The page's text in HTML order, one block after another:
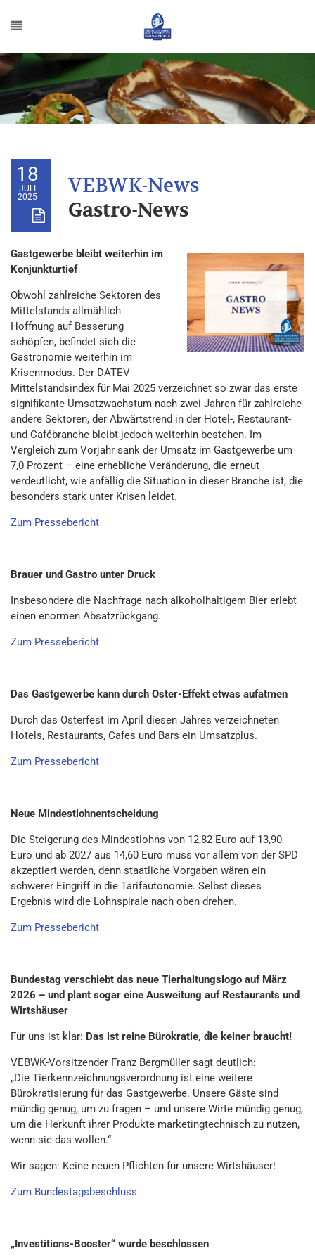
18
JULI
2025
Gastro-News
Gastgewerbe bleibt weiterhin im
Konjunkturtief
Obwohl zahlreiche Sektoren des
Mittelstands allmählich
Hoffnung auf Besserung
schöpfen, befindet sich die
Gastronomie weiterhin im
Krisenmodus. Der DATEV
Mittelstandsindex für Mai 2025 verzeichnet so zwar das erste
signifikante Umsatzwachstum nach zwei Jahren für zahlreiche
andere Sektoren, der Abwärtstrend in der Hotel-, Restaurant-
und Cafébranche bleibt jedoch weiterhin bestehen. Im
Vergleich zum Vorjahr sank der Umsatz im Gastgewerbe um
7,0 Prozent – eine erhebliche Veränderung, die erneut
verdeutlicht, wie anfällig die Situation in dieser Branche ist, die
besonders stark unter Krisen leidet.
Zum Pressebericht
Brauer und Gastro unter Druck
Insbesondere die Nachfrage nach alkoholhaltigem Bier erlebt
einen enormen Absatzrückgang.
Zum Pressebericht
Das Gastgewerbe kann durch Oster-Effekt etwas aufatmen
Durch das Osterfest im April diesen Jahres verzeichneten
Hotels, Restaurants, Cafes und Bars ein Umsatzplus.
Zum Pressebericht
Neue Mindestlohnentscheidung
Die Steigerung des Mindestlohns von 12,82 Euro auf 13,90
Euro und ab 2027 aus 14,60 Euro muss vor allem von der SPD
akzeptiert werden, denn staatliche Vorgaben wären ein
schwerer Eingriff in die Tarifautonomie. Selbst dieses
Ergebnis wird die Lohnspirale nach oben drehen.
Zum Pressebericht
Bundestag verschiebt das neue Tierhaltungslogo auf März
2026 – und plant sogar eine Ausweitung auf Restaurants und
Wirtshäuser
Für uns ist klar: Das ist reine Bürokratie, die keiner braucht!
VEBWK-Vorsitzender Franz Bergmüller sagt deutlich:
„Die Tierkennzeichnungsverordnung ist eine weitere
Bürokratisierung für das Gastgewerbe. Unsere Gäste sind
mündig genug, um zu fragen – und unsere Wirte mündig genug,
um die Herkunft ihrer Produkte marketingtechnisch zu nutzen,
wenn sie das wollen.“
Wir sagen: Keine neuen Pflichten für unsere Wirtshäuser!
Zum Bundestagsbeschluss
„Investitions-Booster“ wurde beschlossen